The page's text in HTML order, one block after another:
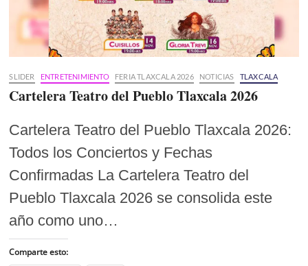
SLIDER ENTRETENIMIENTO FERIA TLAXCALA 2026 NOTICIAS TLAXCALA
Cartelera Teatro del Pueblo Tlaxcala 2026
Cartelera Teatro del Pueblo Tlaxcala 2026:
Todos los Conciertos y Fechas
Confirmadas La Cartelera Teatro del
Pueblo Tlaxcala 2026 se consolida este
año como uno…
Comparte esto: